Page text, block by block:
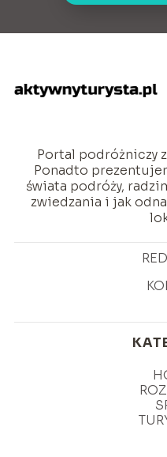
Portal podróżniczy
Ponadto
świata podróży,
zwiedzania i jak